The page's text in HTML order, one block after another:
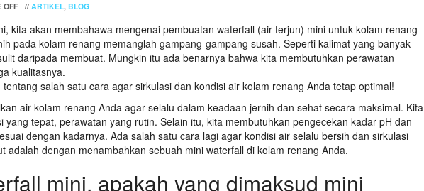
OFF // ARTIKEL, BLOG
kita akan membahawa mengenai pembuatan waterfall (air terjun) mini untuk kolam renang
pada kolam renang memanglah gampang-gampang susah. Seperti kalimat yang banyak
daripada membuat. Mungkin itu ada benarnya bahwa kita membutuhkan perawatan
kualitasnya.
salah satu cara agar sirkulasi dan kondisi air kolam renang Anda tetap optimal!
air kolam renang Anda agar selalu dalam keadaan jernih dan sehat secara maksimal. Kita
yang tepat, perawatan yang rutin. Selain itu, kita membutuhkan pengecekan kadar pH dan
dengan kadarnya. Ada salah satu cara lagi agar kondisi air selalu bersih dan sirkulasi
adalah dengan menambahkan sebuah mini waterfall di kolam renang Anda.
mini, apakah yang dimaksud mini